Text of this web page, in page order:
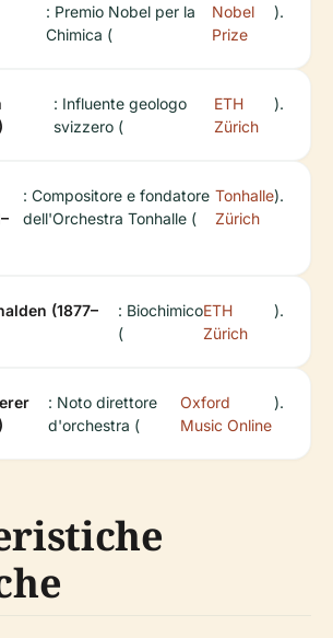
: Premio Nobel per la
Chimica (
Nobel
Prize
).
: Influente geologo
svizzero (
ETH
Zürich
).
: Compositore e fondatore
dell'Orchestra Tonhalle (
Tonhalle
Zürich
).
(1877–
: Biochimico
(
ETH
Zürich
).
: Noto direttore
d'orchestra (
Oxford
Music Online
).